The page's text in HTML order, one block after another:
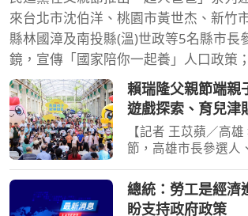
來台北市沈伯洋、桃園市黃世杰、新竹
縣林國漳及南投縣(溫)世政等5名縣市長
鏡，宣傳「國家陪你一起養」人口政策
賴瑞隆父親節端
遊戲探索、育兒津
【記者 王苡蘋／高
節，高雄市長參選人
禮，與大小朋友體驗
爸及代父職者送上節
總統：勞工是經
盼支持政府政策